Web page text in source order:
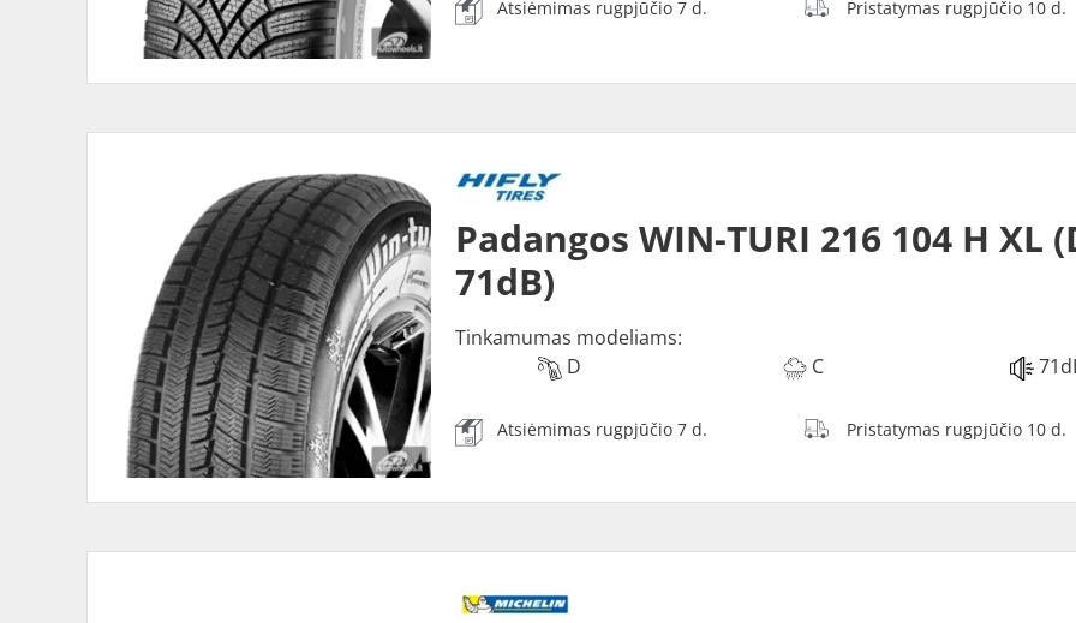
Atsiėmimas rugpjūčio 7 d. Pristatymas rugpjūčio 10 d.
Padangos WIN-TURI 216 104 H XL
71dB)
Tinkamumas modeliams:
D
C
Atsiėmimas rugpjūčio 7 d. Pristatymas rugpjūčio 10 d.